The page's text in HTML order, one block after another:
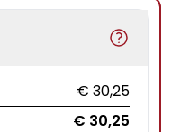
€ 30,25
€ 30,25